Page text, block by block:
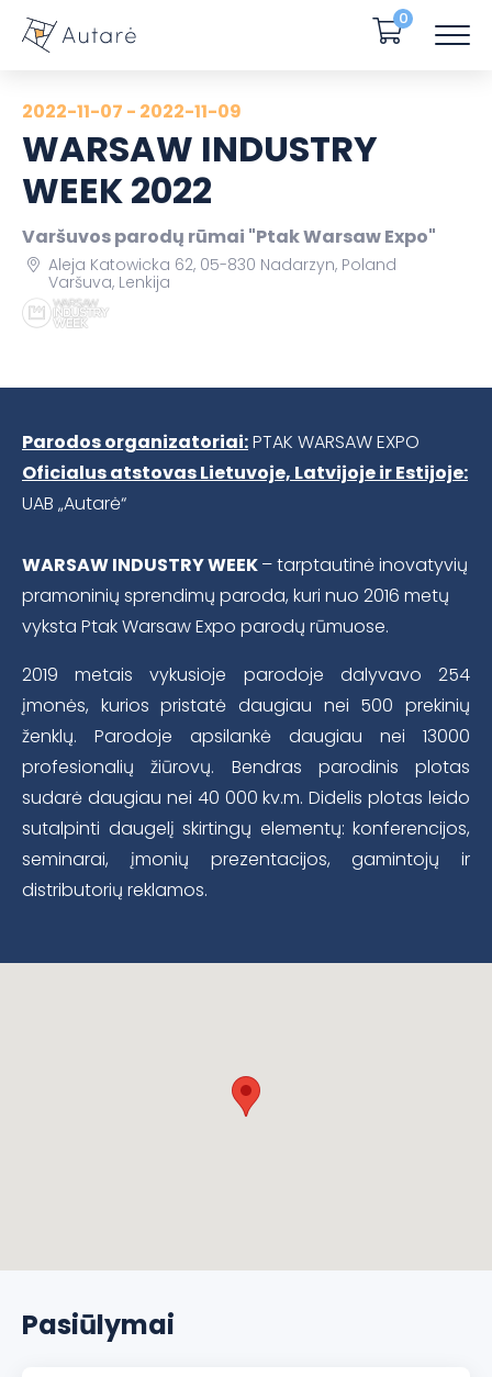
0
2022-11-07 - 2022-11-09
WARSAW INDUSTRY
WEEK 2022
Varšuvos parodų rūmai "Ptak Warsaw Expo"
Aleja Katowicka 62, 05-830 Nadarzyn, Poland
Varšuva, Lenkija
Parodos organizatoriai:PTAK WARSAW EXPO
Oficialus atstovas Lietuvoje, Latvijoje ir Estijoje:
UAB „Autarė“
WARSAW INDUSTRY WEEK– tarptautinė inovatyvių
pramoninių sprendimų paroda, kuri nuo 2016 metų
vyksta Ptak Warsaw Expo parodų rūmuose.
2019 metais vykusioje parodoje dalyvavo 254
įmonės, kurios pristatė daugiau nei 500 prekinių
ženklų. Parodoje apsilankė daugiau nei 13000
profesionalių žiūrovų. Bendras parodinis plotas
sudarė daugiau nei 40 000 kv.m. Didelis plotas leido
sutalpinti daugelį skirtingų elementų: konferencijos,
seminarai, įmonių prezentacijos, gamintojų ir
distributorių reklamos.
Pasiūlymai